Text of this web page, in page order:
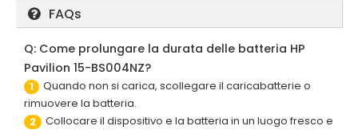
FAQs
Q: Come prolungare la durata delle batteria HP
Pavilion 15-BS004NZ?
1
Quando non si carica, scollegare il caricabatterie o
rimuovere la batteria.
2
Collocare il dispositivo e la batteria in un luogo fresco e